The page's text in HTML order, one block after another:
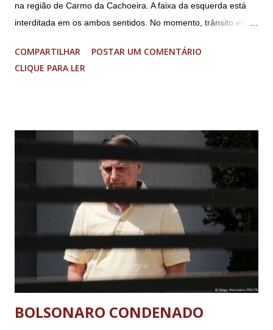
na região de Carmo da Cachoeira. A faixa da esquerda está
interditada em os ambos sentidos. No momento, trânsito está
Imagens @transitofernaodias *Por Sebastião Filho
COMPARTILHAR
POSTAR UM COMENTÁRIO
CLIQUE PARA LER
BOLSONARO CONDENADO